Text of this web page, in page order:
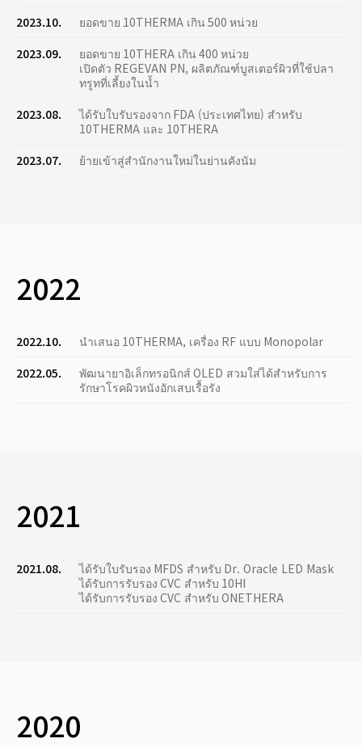
2023.10.
ยอดขาย 10THERMA เกิน 500 หน่วย
2023.09.
ยอดขาย 10THERA เกิน 400 หน่วย
เปิดตัว REGEVAN PN, ผลิตภัณฑ์บูสเตอร์ผิวที่ใช้ปลา
ทรูทที่เลี้ยงในน้ำ
2023.08.
ได้รับใบรับรองจาก FDA (ประเทศไทย) สำหรับ
10THERMA และ 10THERA
2023.07.
ย้ายเข้าสู่สำนักงานใหม่ในย่านคังนัม
2022
2022.10.
นำเสนอ 10THERMA, เครื่อง RF แบบ Monopolar
2022.05.
พัฒนายาอิเล็กทรอนิกส์ OLED สวมใส่ได้สำหรับการ
รักษาโรคผิวหนังอักเสบเรื้อรัง
2021
2021.08.
ได้รับใบรับรอง MFDS สำหรับ Dr. Oracle LED Mask
ได้รับการรับรอง CVC สำหรับ 10HI
ได้รับการรับรอง CVC สำหรับ ONETHERA
2020